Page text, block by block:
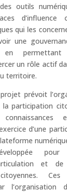
outils
qui les
une
en
un rôle actif
territoire.
prévoit
participation
d’une
pour
et
l’organisation